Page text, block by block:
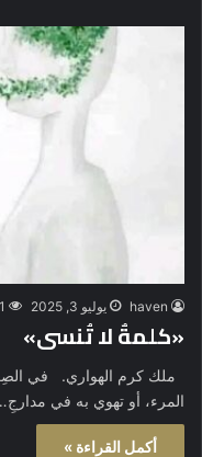
haven يوليو 3, 2025
«كلمةٌ لا تُنسى»
ملك كرم الهواري. في
المرء، أو تهوي به في
أكمل القراءة »